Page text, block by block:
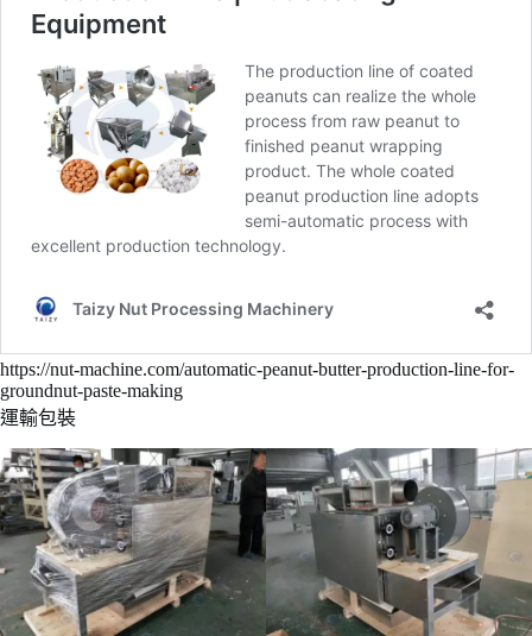
https://nut-machine.com/automatic-peanut-butter-production-line-for-
groundnut-paste-making
運輸包裝